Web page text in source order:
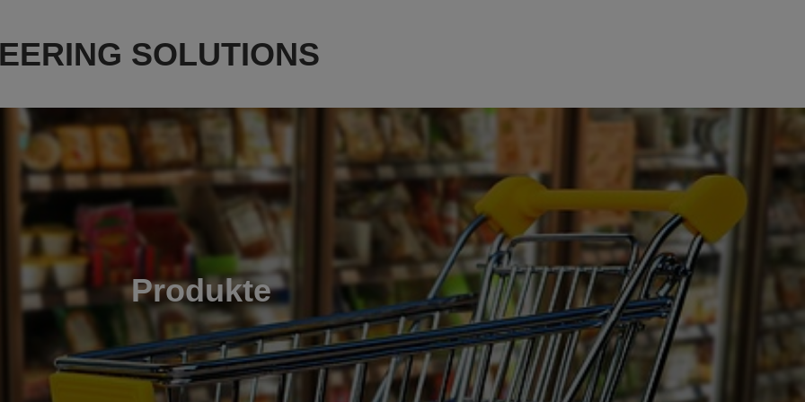
SOLUTIONS
Produkte